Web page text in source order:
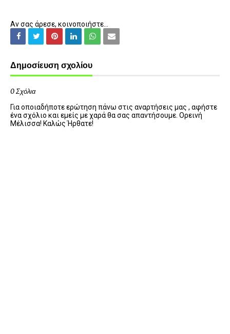
Αν σας άρεσε, κοινοποιήστε...
Δημοσίευση σχολίου
0 Σχόλια
Για οποιαδήποτε ερώτηση πάνω στις αναρτήσεις μας , αφήστε
ένα σχόλιο και εμείς με χαρά θα σας απαντήσουμε. Ορεινή
Μέλισσα! Καλώς Ήρθατε!